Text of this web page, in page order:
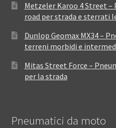
Metzeler Karoo 4 Street
road per strada e sterrati
Dunlop Geomax MX34 –
terreni morbidi e
Mitas Street Force –
per la strada
Pneumatici da moto